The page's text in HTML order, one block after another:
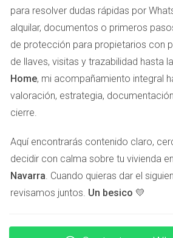
El Proceso Legal: Un
Uno de los aspectos más
propietarios es el proceso legal
recuperar una vivienda ocupada
leyes pueden ser complejas y
situación, lo que provoca
tiempo podría llevar recuperar su
atrapados en un laberinto legal
proceso no solo implica gastos
también un desgaste emocional
posibilidad de enfrentarse a
a tomar decisiones
para resolver dudas rápidas por
alquilar, documentos o primeros
de protección para propietarios con
de llaves, visitas y trazabilidad hasta
Home, mi acompañamiento integral
valoración, estrategia,
cierre.
Aquí encontrarás contenido claro,
decidir con calma sobre tu vivienda en
Navarra. Cuando quieras dar el
revisamos juntos. Un besico 💛